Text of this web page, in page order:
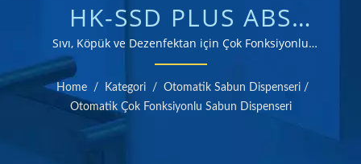
HK-SSD PLUS ABS
TOPLU OTOMATIK ÇOK
FONKSIYONLU SABUN
DISPENSERI (500ML) |
MUTFAK VE BANYO SU
Sıvı, Köpük ve Dezenfektan için Çok Fonksiyonlu
Otomatik Sabun Dispenseri | ISO 9001 & 14001
sertifikalı el kurutma makinesi ve sabun dispenseri
üreticisi
Home / Kategori / Otomatik Sabun Dispenseri /
Otomatik Çok Fonksiyonlu Sabun Dispenseri